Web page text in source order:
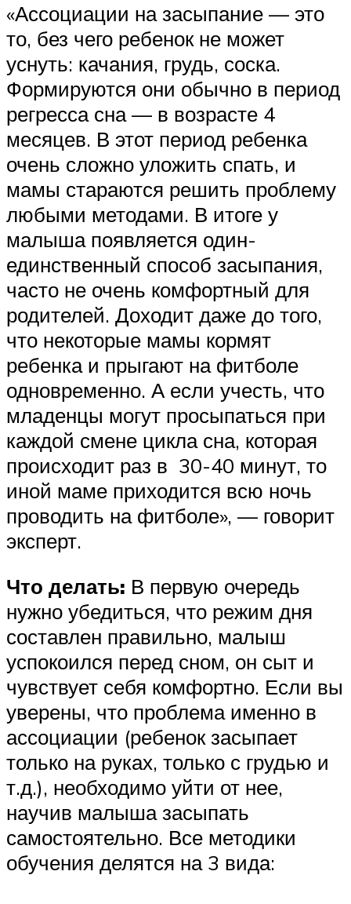
«Ассоциации на засыпание — это
то, без чего ребенок не может
уснуть: качания, грудь, соска.
Формируются они обычно в период
регресса сна — в возрасте 4
месяцев. В этот период ребенка
очень сложно уложить спать, и
мамы стараются решить проблему
любыми методами. В итоге у
малыша появляется один-
единственный способ засыпания,
часто не очень комфортный для
родителей. Доходит даже до того,
что некоторые мамы кормят
ребенка и прыгают на фитболе
одновременно. А если учесть, что
младенцы могут просыпаться при
каждой смене цикла сна, которая
происходит раз в 30-40 минут, то
иной маме приходится всю ночь
проводить на фитболе», — говорит
эксперт.
Что делать: В первую очередь
нужно убедиться, что режим дня
составлен правильно, малыш
успокоился перед сном, он сыт и
чувствует себя комфортно. Если вы
уверены, что проблема именно в
ассоциации (ребенок засыпает
только на руках, только с грудью и
т.д.), необходимо уйти от нее,
научив малыша засыпать
самостоятельно. Все методики
обучения делятся на 3 вида: